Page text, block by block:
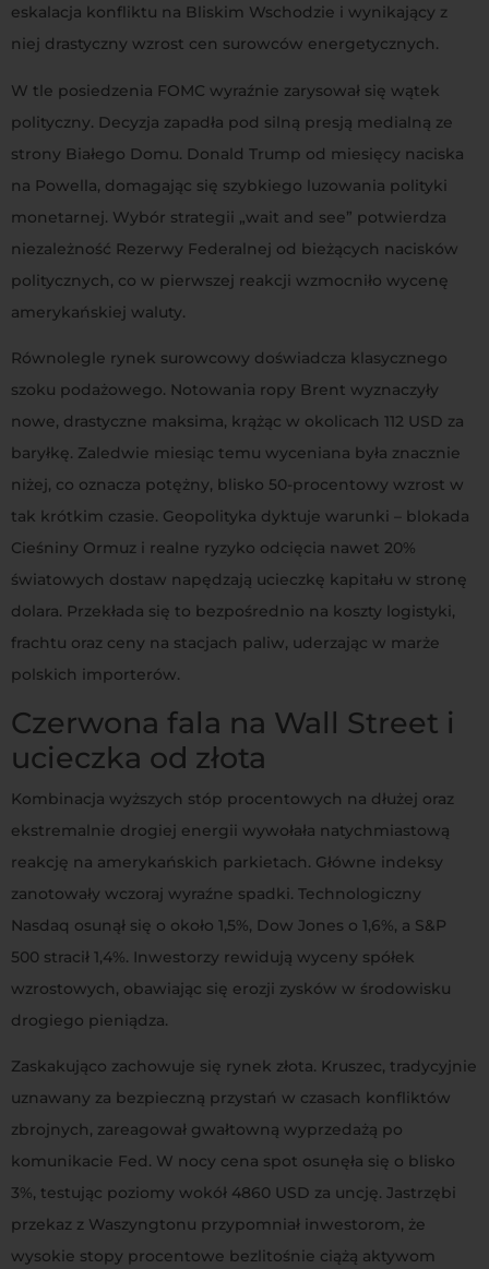
eskalacja konfliktu na Bliskim Wschodzie i wynikający z
niej drastyczny wzrost cen surowców energetycznych.
W tle posiedzenia FOMC wyraźnie zarysował się wątek
polityczny. Decyzja zapadła pod silną presją medialną ze
strony Białego Domu. Donald Trump od miesięcy naciska
na Powella, domagając się szybkiego luzowania polityki
monetarnej. Wybór strategii „wait and see” potwierdza
niezależność Rezerwy Federalnej od bieżących nacisków
politycznych, co w pierwszej reakcji wzmocniło wycenę
amerykańskiej waluty.
Równolegle rynek surowcowy doświadcza klasycznego
szoku podażowego. Notowania ropy Brent wyznaczyły
nowe, drastyczne maksima, krążąc w okolicach 112 USD za
baryłkę. Zaledwie miesiąc temu wyceniana była znacznie
niżej, co oznacza potężny, blisko 50-procentowy wzrost w
tak krótkim czasie. Geopolityka dyktuje warunki – blokada
Cieśniny Ormuz i realne ryzyko odcięcia nawet 20%
światowych dostaw napędzają ucieczkę kapitału w stronę
dolara. Przekłada się to bezpośrednio na koszty logistyki,
frachtu oraz ceny na stacjach paliw, uderzając w marże
polskich importerów.
Czerwona fala na Wall Street i
ucieczka od złota
Kombinacja wyższych stóp procentowych na dłużej oraz
ekstremalnie drogiej energii wywołała natychmiastową
reakcję na amerykańskich parkietach. Główne indeksy
zanotowały wczoraj wyraźne spadki. Technologiczny
Nasdaq osunął się o około 1,5%, Dow Jones o 1,6%, a S&P
500 stracił 1,4%. Inwestorzy rewidują wyceny spółek
wzrostowych, obawiając się erozji zysków w środowisku
drogiego pieniądza.
Zaskakująco zachowuje się rynek złota. Kruszec, tradycyjnie
uznawany za bezpieczną przystań w czasach konfliktów
zbrojnych, zareagował gwałtowną wyprzedażą po
komunikacie Fed. W nocy cena spot osunęła się o blisko
3%, testując poziomy wokół 4860 USD za uncję. Jastrzębi
przekaz z Waszyngtonu przypomniał inwestorom, że
wysokie stopy procentowe bezlitośnie ciążą aktywom